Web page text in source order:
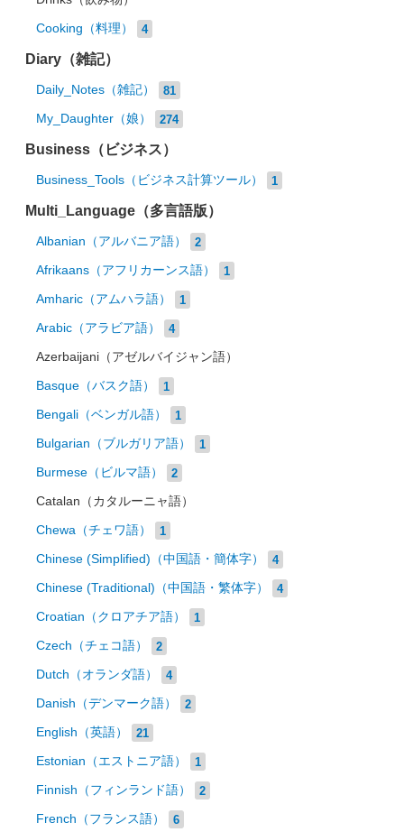
Cooking（料理） 4
Diary（雑記）
Daily_Notes（雑記） 81
My_Daughter（娘） 274
Business（ビジネス）
Business_Tools（ビジネス計算ツール） 1
Multi_Language（多言語版）
Albanian（アルバニア語） 2
Afrikaans（アフリカーンス語） 1
Amharic（アムハラ語） 1
Arabic（アラビア語） 4
Azerbaijani（アゼルバイジャン語）
Basque（バスク語） 1
Bengali（ベンガル語） 1
Bulgarian（ブルガリア語） 1
Burmese（ビルマ語） 2
Catalan（カタルーニャ語）
Chewa（チェワ語） 1
Chinese (Simplified)（中国語・簡体字） 4
Chinese (Traditional)（中国語・繁体字） 4
Croatian（クロアチア語） 1
Czech（チェコ語） 2
Dutch（オランダ語） 4
Danish（デンマーク語） 2
English（英語） 21
Estonian（エストニア語） 1
Finnish（フィンランド語） 2
French（フランス語） 6